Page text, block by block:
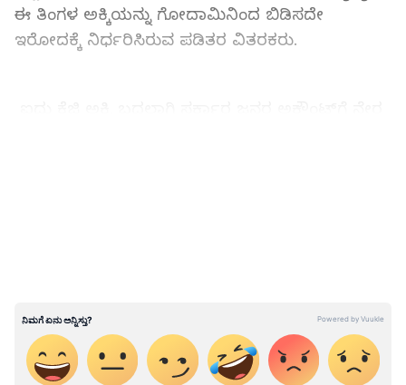
ಈ ತಿಂಗಳ ಅಕ್ಕಿಯನ್ನು ಗೋದಾಮಿನಿಂದ ಬಿಡಿಸದೇ
ಇರೋದಕ್ಕೆ ನಿರ್ಧರಿಸಿರುವ ಪಡಿತರ ವಿತರಕರು.
ತೊಂದರೆಗಳಿಂದ ಬೇಸತ್ತ ಪಡಿತರ ವಿತರಕರು ಪಡಿತರ
ಅಂಗಡಿಗಳನ್ನು ಮುಚ್ಚಲು ನಿರ್ಧರಿಸಿದ್ದಾರೆ.